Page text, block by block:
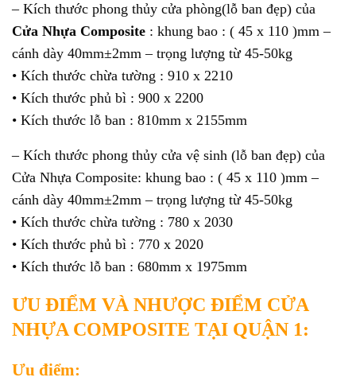
– Kích thước phong thủy cửa phòng(lỗ ban đẹp) của
Cửa Nhựa Composite : khung bao : ( 45 x 110 )mm –
cánh dày 40mm±2mm – trọng lượng từ 45-50kg
• Kích thước chừa tường : 910 x 2210
• Kích thước phủ bì : 900 x 2200
• Kích thước lỗ ban : 810mm x 2155mm
– Kích thước phong thủy cửa vệ sinh (lỗ ban đẹp) của
Cửa Nhựa Composite: khung bao : ( 45 x 110 )mm –
cánh dày 40mm±2mm – trọng lượng từ 45-50kg
• Kích thước chừa tường : 780 x 2030
• Kích thước phủ bì : 770 x 2020
• Kích thước lỗ ban : 680mm x 1975mm
ƯU ĐIỂM VÀ NHƯỢC ĐIỂM CỬA
NHỰA COMPOSITE TẠI QUẬN 1:
Ưu điểm: